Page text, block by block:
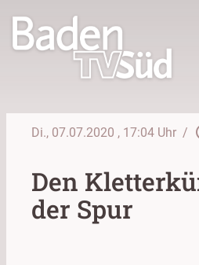
Di., 07.07.2020 , 17:04 Uhr /
Den
der Spur